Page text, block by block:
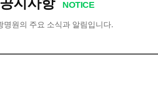
NOTICE
명원의 주요 소식과 알림입니다.